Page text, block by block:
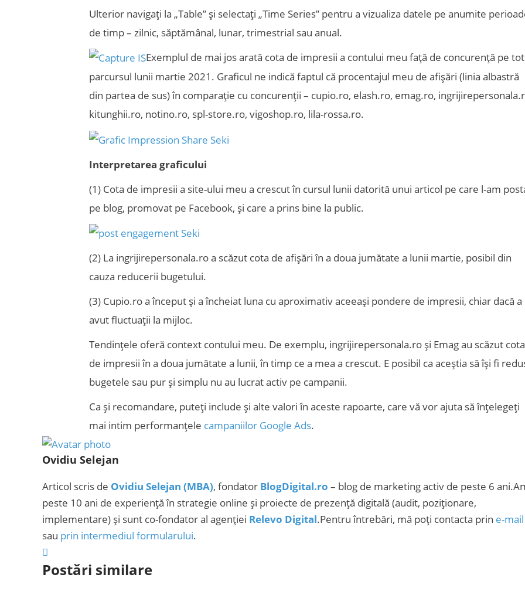
Ulterior navigați la „Table” și selectați „Time Series” pentru a vizualiza datele pe anumite
de timp – zilnic, săptămânal, lunar, trimestrial sau anual.
Exemplul de mai jos arată cota de impresii a contului meu față de concurență pe tot
parcursul lunii martie 2021. Graficul ne indică faptul că procentajul meu de afișări (linia albastră
din partea de sus) în comparație cu concurenții – cupio.ro, elash.ro, emag.ro,
kitunghii.ro, notino.ro, spl-store.ro, vigoshop.ro, lila-rossa.ro.
Interpretarea graficului
(1) Cota de impresii a site-ului meu a crescut în cursul lunii datorită unui articol pe care l-am
pe blog, promovat pe Facebook, și care a prins bine la public.
(2) La ingrijirepersonala.ro a scăzut cota de afișări în a doua jumătate a lunii martie, posibil din
cauza reducerii bugetului.
(3) Cupio.ro a început și a încheiat luna cu aproximativ aceeași pondere de impresii, chiar dacă a
avut fluctuații la mijloc.
Tendințele oferă context contului meu. De exemplu, ingrijirepersonala.ro și Emag au scăzut cota
de impresii în a doua jumătate a lunii, în timp ce a mea a crescut. E posibil ca aceștia să își fi
bugetele sau pur și simplu nu au lucrat activ pe campanii.
Ca și recomandare, puteți include și alte valori în aceste rapoarte, care vă vor ajuta să înțelegeți
mai intim performanțele campaniilor Google Ads.
Ovidiu Selejan
Articol scris de Ovidiu Selejan (MBA), fondator BlogDigital.ro – blog de marketing activ de peste 6
peste 10 ani de experiență în strategie online și proiecte de prezență digitală (audit, poziționare,
implementare) și sunt co-fondator al agenției Relevo Digital.Pentru întrebări, mă poți contacta prin e-mail
sau prin intermediul formularului.
Postări similare